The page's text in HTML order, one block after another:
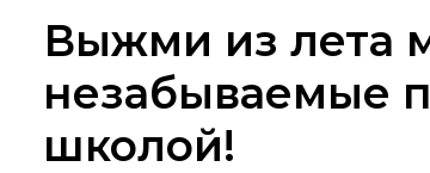
Выжми из лета
незабываемые
школой!